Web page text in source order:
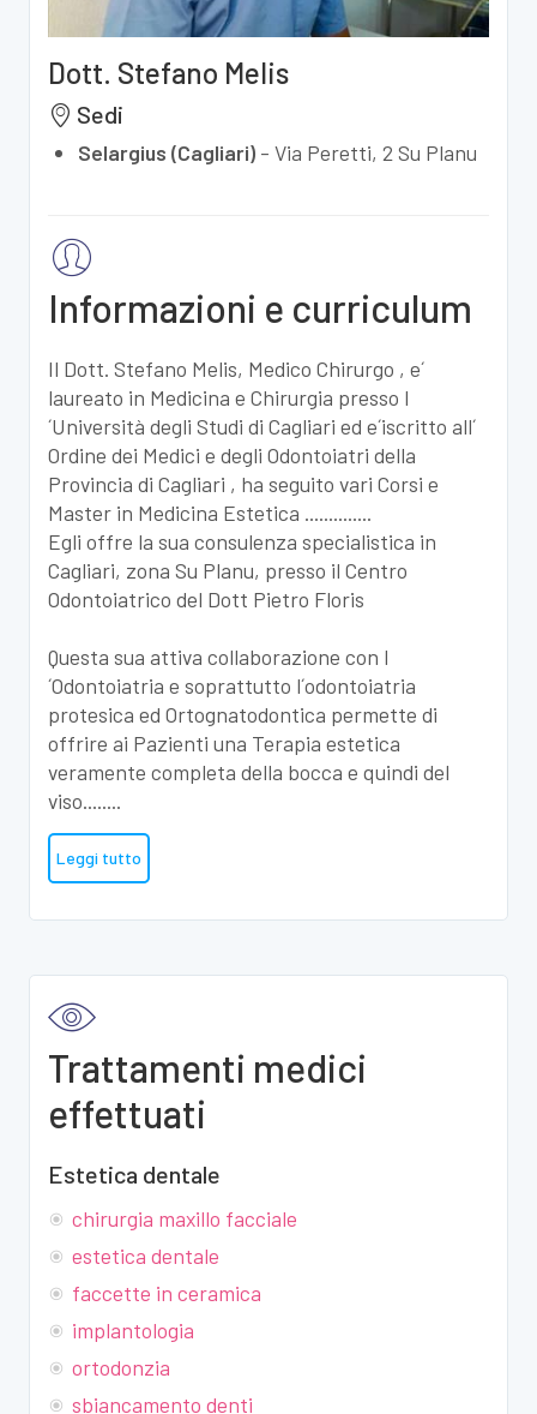
Dott. Stefano Melis
Sedi
Selargius (Cagliari) - Via Peretti, 2 Su Planu
Informazioni e curriculum
Il Dott. Stefano Melis, Medico Chirurgo , e´
laureato in Medicina e Chirurgia presso l
´Università degli Studi di Cagliari ed e´iscritto all´
Ordine dei Medici e degli Odontoiatri della
Provincia di Cagliari , ha seguito vari Corsi e
Master in Medicina Estetica ..............
Egli offre la sua consulenza specialistica in
Cagliari, zona Su Planu, presso il Centro
Odontoiatrico del Dott Pietro Floris
Questa sua attiva collaborazione con l
´Odontoiatria e soprattutto l´odontoiatria
protesica ed Ortognatodontica permette di
offrire ai Pazienti una Terapia estetica
veramente completa della bocca e quindi del
viso........
Leggi tutto
Trattamenti medici
effettuati
Estetica dentale
chirurgia maxillo facciale
estetica dentale
faccette in ceramica
implantologia
ortodonzia
sbiancamento denti